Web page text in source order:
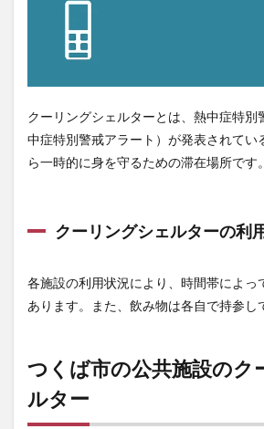
クーリングシェルターとは、熱中症特別
中症特別警戒アラート）が発表されてい
ら一時的に身を守るための滞在場所です。
クーリングシェルターの利
各施設の利用状況により、時間帯によっ
あります。また、飲み物は各自で持参し
つくば市の公共施設のク
ルター